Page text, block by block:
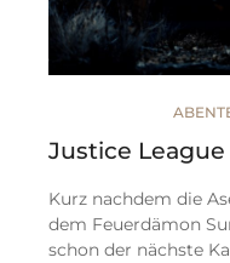
Justice League
Kurz nachdem die
dem Feuerdämon
schon der nächste